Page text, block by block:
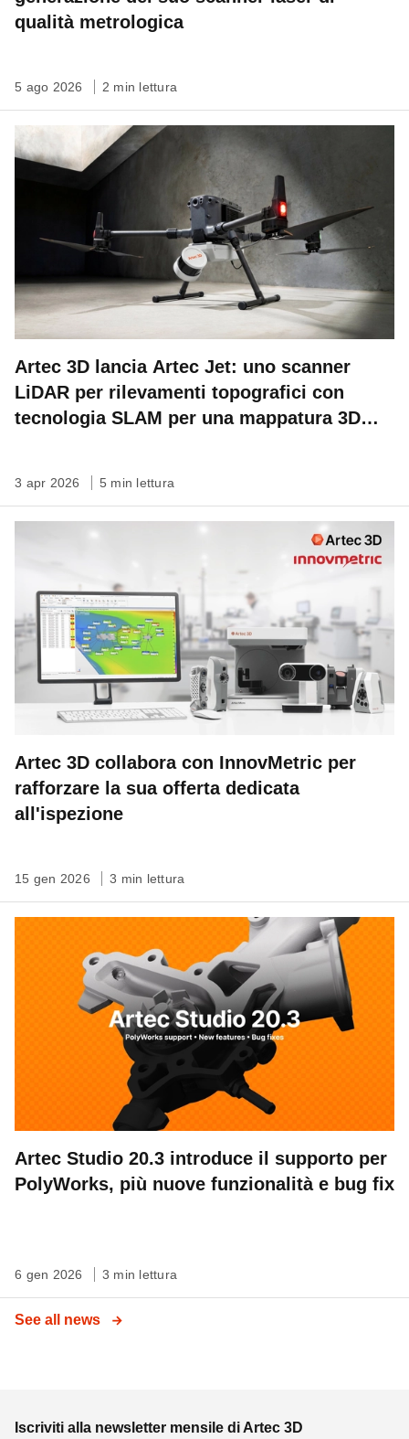
qualità metrologica
5 ago 2026 2 min lettura
Artec 3D lancia Artec Jet: uno scanner
LiDAR per rilevamenti topografici con
tecnologia SLAM per una mappatura 3D
3 apr 2026 5 min lettura
Artec 3D collabora con InnovMetric per
rafforzare la sua offerta dedicata
all'ispezione
15 gen 2026 3 min lettura
Artec Studio 20.3 introduce il supporto per
PolyWorks, più nuove funzionalità e bug fix
6 gen 2026 3 min lettura
See all news
Iscriviti alla newsletter mensile di Artec 3D